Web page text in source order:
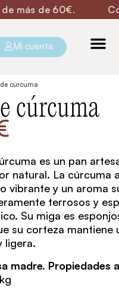
de 60€.
Mi cuenta
cúrcuma
cúrcuma
es un pan
natural. La cúrcuma
vibrante y un aroma
terrosos y
Su miga es
su corteza mantiene
ligera.
madre. Propiedades